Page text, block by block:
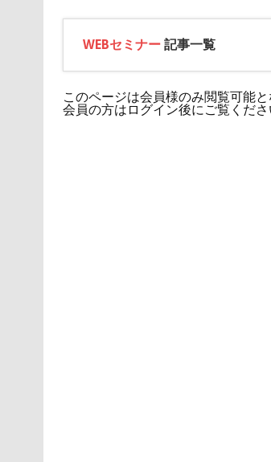
WEBセミナー記事一覧
このページは会員様のみ閲覧可能と
会員の方はログイン後にご覧くださ